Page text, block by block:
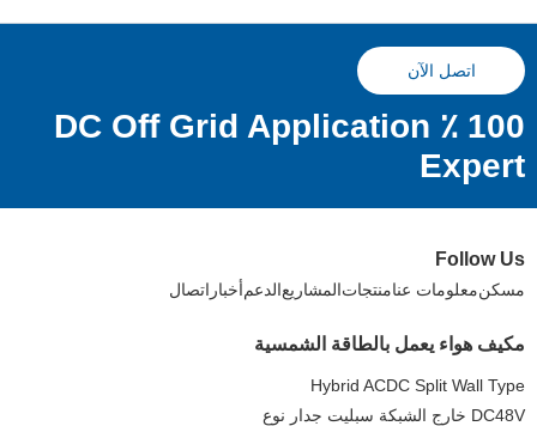
اتصل الآن
100 ٪ DC Off Grid Application
Expert
Follow Us
مسكنمعلومات عنامنتجاتالمشاريعالدعمأخبار اتصال
مكيف هواء يعمل بالطاقة الشمسية
Hybrid ACDC Split Wall Type
DC48V خارج الشبكة سبليت جدار نوع